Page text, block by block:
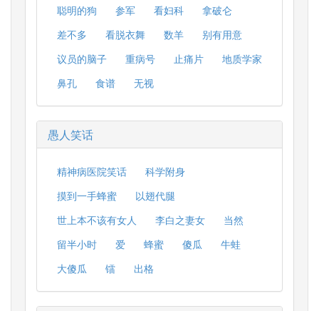
聪明的狗 参军 看妇科
拿破仑
差不多
看脱衣舞 数羊
别有用意
议员的脑子
重病号 止痛片
地质学家
鼻孔
食谱 无视
愚人笑话
精神病医院笑话
科学附身
摸到一手蜂蜜
以翅代腿
世上本不该有女人
李白之妻女
当然
留半小时
爱 蜂蜜 傻瓜
牛蛙
大傻瓜
镭 出格